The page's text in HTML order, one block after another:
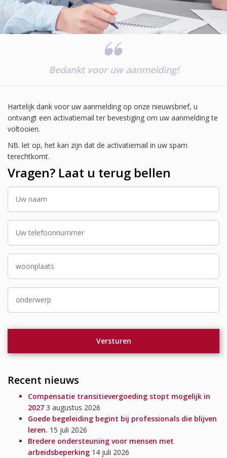
Bedankt voor uw aanmelding!
Hartelijk dank voor uw aanmelding op onze nieuwsbrief, u
ontvangt een activatiemail ter bevestiging om uw aanmelding te
voltooien.
NB. let op, het kan zijn dat de activatiemail in uw spam
terechtkomt.
Vragen? Laat u terug bellen
Recent nieuws
Compensatie transitievergoeding stopt mogelijk in
2027 3 augustus 2026
Goede begeleiding begint bij professionals die blijven
leren. 15 juli 2026
Bredere ondersteuning voor mensen met
arbeidsbeperking 14 juli 2026